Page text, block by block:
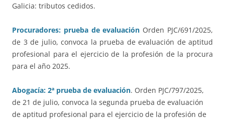
Galicia: tributos cedidos.
Procuradores: prueba de evaluación Orden PJC/691/2025,
de 3 de julio, convoca la prueba de evaluación de aptitud
profesional para el ejercicio de la profesión de la procura
para el año 2025.
Abogacía: 2ª prueba de evaluación. Orden PJC/797/2025,
de 21 de julio, convoca la segunda prueba de evaluación
de aptitud profesional para el ejercicio de la profesión de